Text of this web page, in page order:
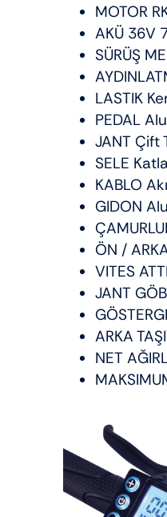
MOTOR
AKÜ 36V
SÜRÜŞ
LASTIK
PEDAL
JANT Çift
SELE
KABLO
GIDON
ÖN /
VITES
JANT
ARKA
NET